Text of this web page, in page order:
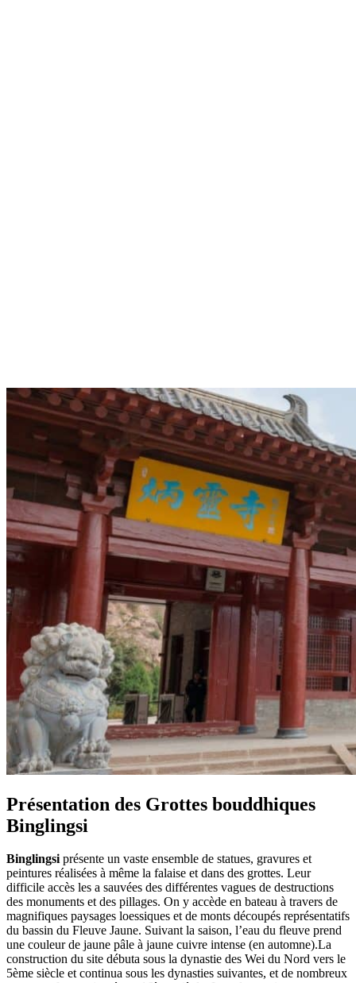
Présentation des Grottes bouddhiques
Binglingsi
Binglingsiprésente un vaste ensemble de statues, gravures et
peintures réalisées à même la falaise et dans des grottes. Leur
difficile accès les a sauvées des différentes vagues de destructions
des monuments et des pillages. On y accède en bateau à travers de
magnifiques paysages loessiques et de monts découpés représentatifs
du bassin du Fleuve Jaune. Suivant la saison, l’eau du fleuve prend
une couleur de jaune pâle à jaune cuivre intense (en automne).La
construction du site débuta sous la dynastie des Wei du Nord vers le
5ème siècle et continua sous les dynasties suivantes, et de nombreux